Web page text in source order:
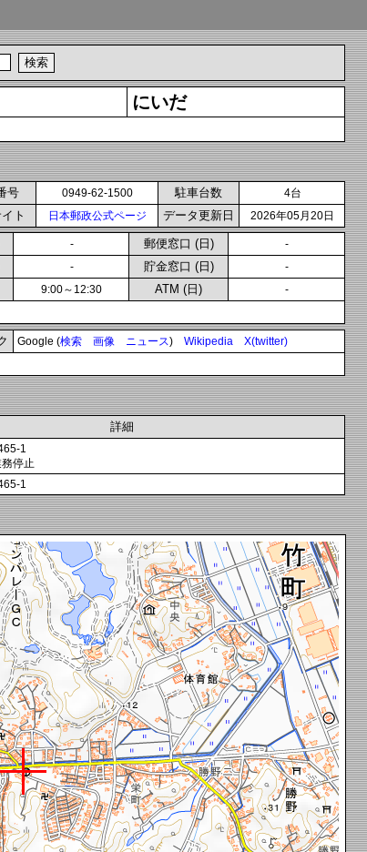
にいだ
号 0949-62-1500 駐車台数 4台
ト 日本郵政公式ページ データ更新日 2026年05月20日
- 郵便窓口 (日) -
- 貯金窓口 (日) -
9:00～12:30 ATM (日) -
Google (検索 画像 ニュース) Wikipedia X(twitter)
詳細
1
停止
1